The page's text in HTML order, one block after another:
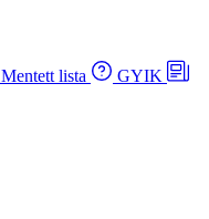
Mentett lista
GYIK